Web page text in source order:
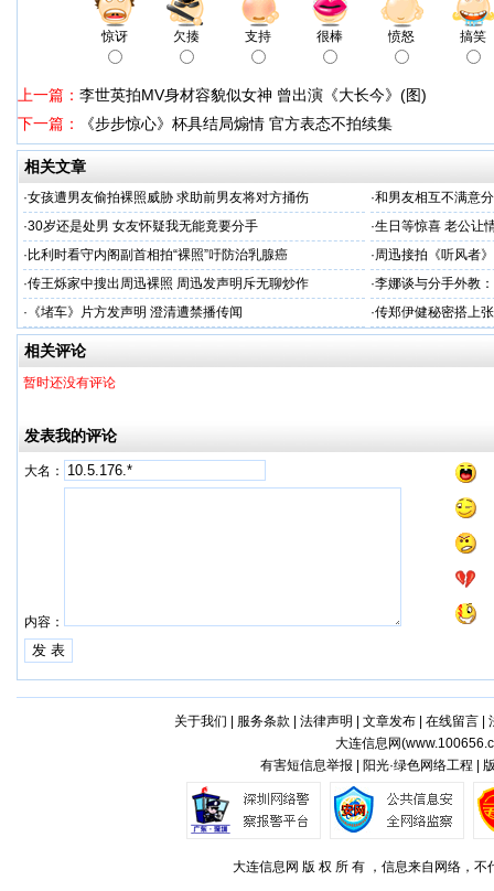
惊讶 欠揍 支持 很棒 愤怒 搞笑
上一篇： 李世英拍MV身材容貌似女神 曾出演《大长今》(图)
下一篇：
《步步惊心》杯具结局煽情 官方表态不拍续集
相关文章
·女孩遭男友偷拍裸照威胁 求助前男友将对方捅伤 ·和男友相互不满意
·30岁还是处男 女友怀疑我无能竟要分手 ·生日等惊喜 老公让
· 比利时看守内阁副首相拍“裸照”吁防治乳腺癌 ·周迅接拍《听风者
·传王烁家中搜出周迅裸照 周迅发声明斥无聊炒作 ·李娜谈与分手外教
· 《堵车》片方发声明 澄清遭禁播传闻 ·传郑伊健秘密搭上
相关评论
暂时还没有评论
发表我的评论
大名：
内容：
关于我们 服务条款 法律声明 文章发布| 在线留言|
大连信息网(
有害短信息举报 | 阳光·绿色网络工程 |
大连信息网 版 权 所 有 ，信息来自网络，